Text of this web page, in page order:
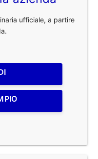
ufficiale, a partire